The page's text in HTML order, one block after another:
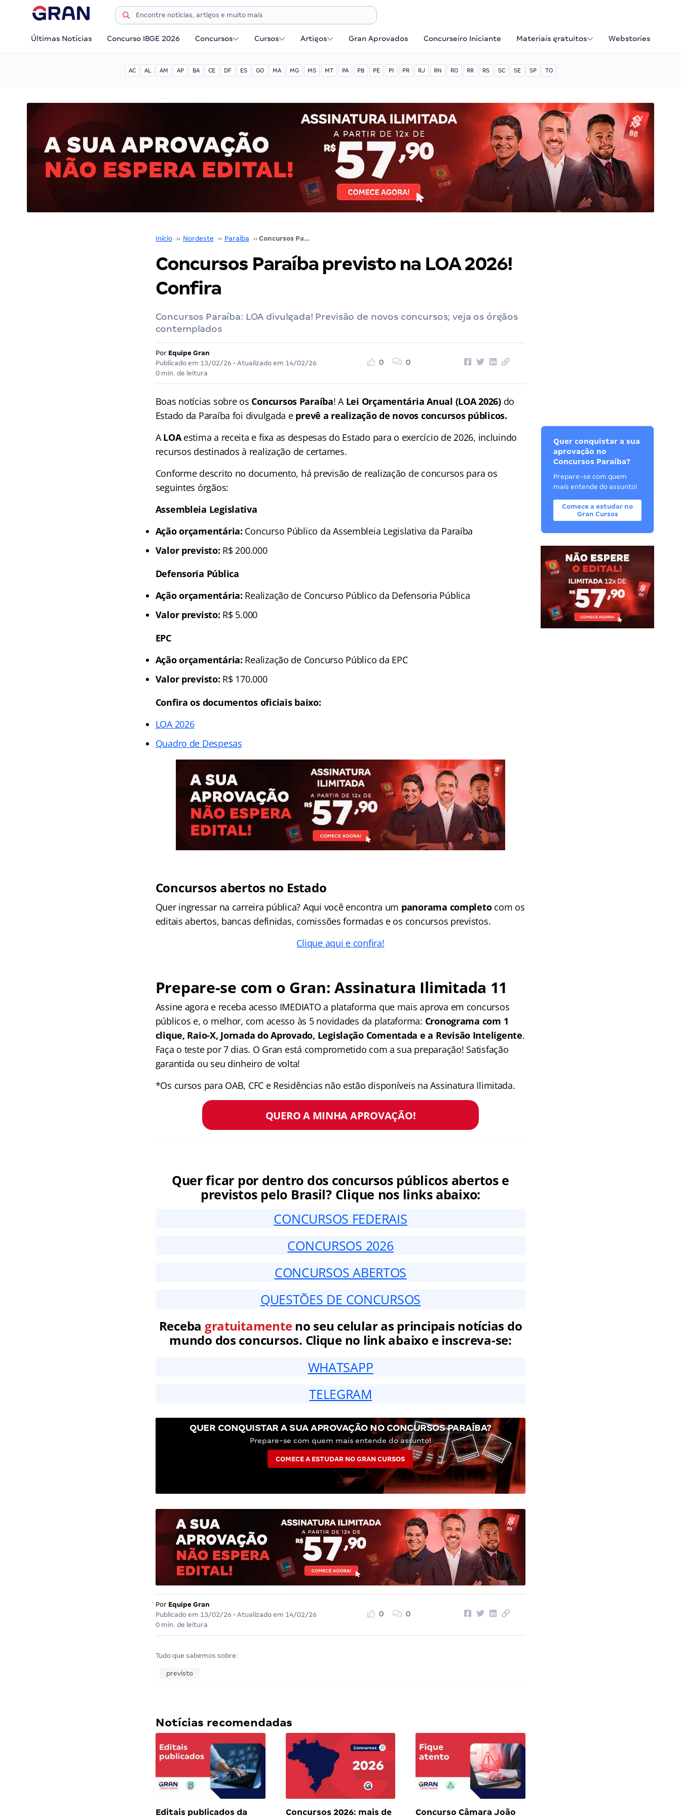
Últimas Notícias Concurso IBGE 2026 Concursos Cursos Artigos Gran Aprovados Concurseiro Iniciante Materiais gratuitos Webstories
AC AL AM AP BA CE DF ES GO MA MG MS MT PA PB PE PI PR RJ RN RO RR RS SC SE SP TO
Início ›› Nordeste ›› Paraíba ›› Concursos Paraíba previsto na LOA 2026! Confira
Concursos Paraíba previsto na LOA 2026!
Confira
Concursos Paraíba: LOA divulgada! Previsão de novos concursos; veja os órgãos
contemplados
Por Equipe Gran
Publicado em 13/02/26 • Atualizado em 14/02/26
0 min. de leitura
0 0
Boas notícias sobre os Concursos Paraíba! A Lei Orçamentária Anual (LOA 2026) do
Estado da Paraíba foi divulgada e prevê a realização de novos concursos públicos.
ALOAestima a receita e fixa as despesas do Estado para o exercício de 2026, incluindo
recursos destinados à realização de certames.
Conforme descrito no documento, há previsão de realização de concursos para os
seguintes órgãos:
Assembleia Legislativa
Ação orçamentária: Concurso Público da Assembleia Legislativa da Paraíba
Valor previsto: R$ 200.000
Defensoria Pública
Ação orçamentária: Realização de Concurso Público da Defensoria Pública
Valor previsto: R$ 5.000
EPC
Ação orçamentária: Realização de Concurso Público da EPC
Valor previsto: R$ 170.000
Confira os documentos oficiais baixo:
LOA 2026
Quadro de Despesas
Concursos abertos no Estado
Quer ingressar na carreira pública? Aqui você encontra um panorama completocom os
editais abertos, bancas definidas, comissões formadas e os concursos previstos.
Clique aqui e confira!
Prepare-se com o Gran: Assinatura Ilimitada 11
Assine agora e receba acesso IMEDIATO a plataforma que mais aprova em concursos
públicos e, o melhor, com acesso às 5 novidades da plataforma: Cronograma com 1
clique, Raio-X, Jornada do Aprovado, Legislação Comentada e a Revisão Inteligente.
Faça o teste por 7 dias. O Gran está comprometido com a sua preparação! Satisfação
garantida ou seu dinheiro de volta!
*Os cursos para OAB, CFC e Residências não estão disponíveis na Assinatura Ilimitada.
QUERO A MINHA APROVAÇÃO!
Quer ficar por dentro dos concursos públicos abertos e
previstos pelo Brasil? Clique nos links abaixo:
CONCURSOS FEDERAIS
CONCURSOS 2026
CONCURSOS ABERTOS
QUESTÕES DE CONCURSOS
Receba gratuitamenteno seu celular as principais notícias do
mundo dos concursos. Clique no link abaixo e inscreva-se:
WHATSAPP
TELEGRAM
QUER CONQUISTAR A SUA APROVAÇÃO NO CONCURSOS PARAÍBA?
Prepare-se com quem mais entende do assunto!
COMECE A ESTUDAR NO GRAN CURSOS
Por Equipe Gran
Publicado em 13/02/26 • Atualizado em 14/02/26
0 min. de leitura
0 0
Tudo que sabemos sobre:
previsto
Notícias recomendadas
Editais publicados da Concursos 2026: mais de Concurso Câmara João
Quer conquistar a sua
aprovação no
Concursos Paraíba?
Prepare-se com quem
mais entende do assunto!
Comece a estudar no
Gran Cursos